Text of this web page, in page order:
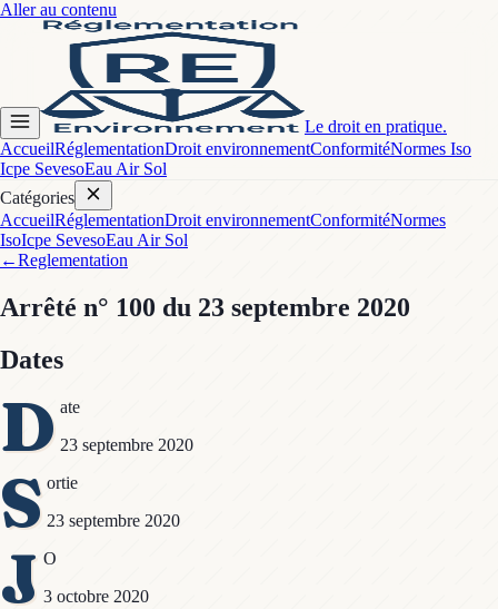
Aller au contenu
Le droit en pratique.
AccueilRéglementationDroit environnementConformitéNormes Iso
Icpe SevesoEau Air Sol
Catégories
AccueilRéglementationDroit environnementConformitéNormes
IsoIcpe SevesoEau Air Sol
←Reglementation
Arrêté n° 100 du 23 septembre 2020
Dates
D ate
23 septembre 2020
S ortie
23 septembre 2020
J O
3 octobre 2020